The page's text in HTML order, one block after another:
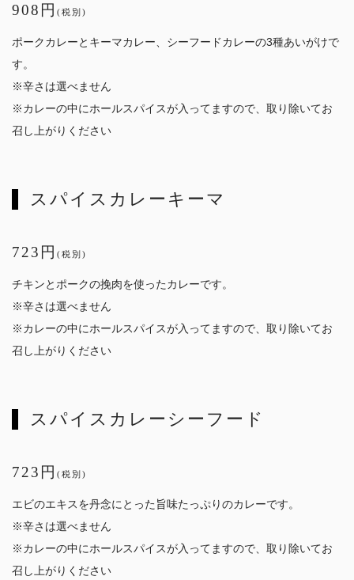
908円 (税別)
ポークカレーとキーマカレー、シーフードカレーの3種あいがけで
す。
※辛さは選べません
※カレーの中にホールスパイスが入ってますので、取り除いてお
召し上がりください
スパイスカレーキーマ
723円 (税別)
チキンとポークの挽肉を使ったカレーです。
※辛さは選べません
※カレーの中にホールスパイスが入ってますので、取り除いてお
召し上がりください
スパイスカレーシーフード
723円 (税別)
エビのエキスを丹念にとった旨味たっぷりのカレーです。
※辛さは選べません
※カレーの中にホールスパイスが入ってますので、取り除いてお
召し上がりください